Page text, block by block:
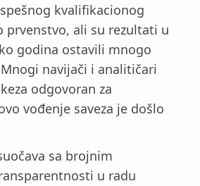
kvalifikacionog
prvenstvo, ali su rezultati u
godina ostavili mnogo
navijači i analitičari
odgovoran za
vođenje saveza je došlo
sa brojnim
u radu